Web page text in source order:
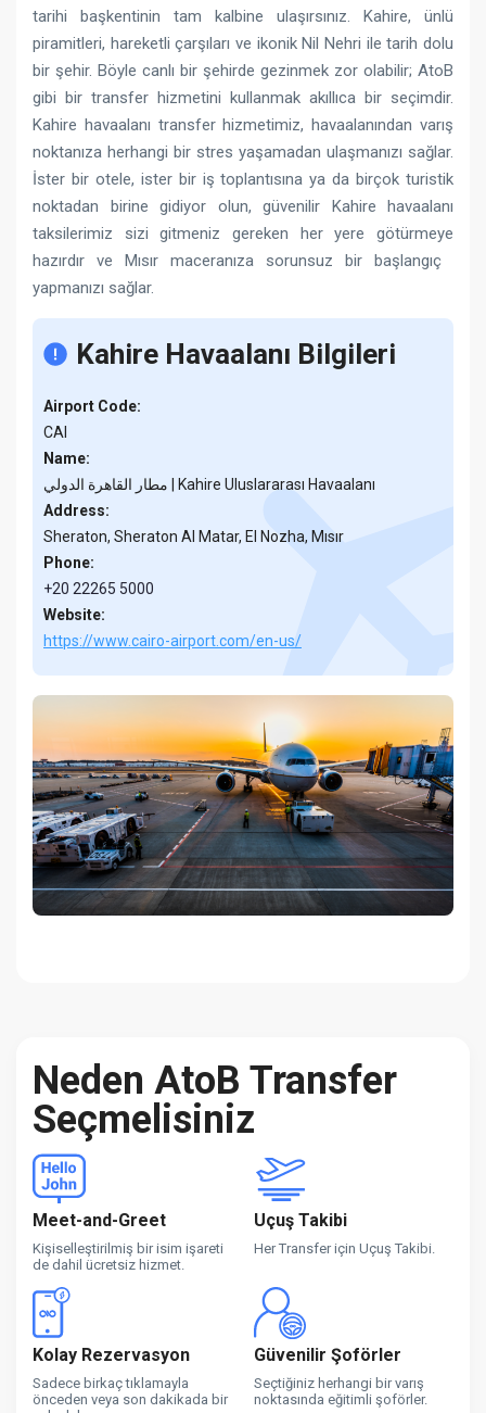
tarihi başkentinin tam kalbine ulaşırsınız. Kahire, ünlü
piramitleri, hareketli çarşıları ve ikonik Nil Nehri ile tarih dolu
bir şehir. Böyle canlı bir şehirde gezinmek zor olabilir; AtoB
gibi bir transfer hizmetini kullanmak akıllıca bir seçimdir.
Kahire havaalanı transfer hizmetimiz, havaalanından varış
noktanıza herhangi bir stres yaşamadan ulaşmanızı sağlar.
İster bir otele, ister bir iş toplantısına ya da birçok turistik
noktadan birine gidiyor olun, güvenilir Kahire havaalanı
taksilerimiz sizi gitmeniz gereken her yere götürmeye
hazırdır ve Mısır maceranıza sorunsuz bir başlangıç ​​
yapmanızı sağlar.
Kahire Havaalanı Bilgileri
Airport Code:
CAI
Name:
مطار القاهرة الدولي | Kahire Uluslararası Havaalanı
Address:
Sheraton, Sheraton Al Matar, El Nozha, Mısır
Phone:
+20 22265 5000
Website:
https://www.cairo-airport.com/en-us/
Neden AtoB Transfer
Seçmelisiniz
Meet-and-Greet
Kişiselleştirilmiş bir isim işareti
de dahil ücretsiz hizmet.
Uçuş Takibi
Her Transfer için Uçuş Takibi.
Kolay Rezervasyon
Sadece birkaç tıklamayla
önceden veya son dakikada bir
Güvenilir Şoförler
Seçtiğiniz herhangi bir varış
noktasında eğitimli şoförler.